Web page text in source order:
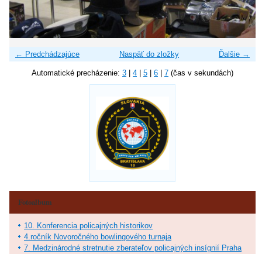
← Predchádzajúce Ďalšie →
Naspäť do zložky
Automatické precházenie: 3 4 5 6 7 (čas v sekundách)
Fotoalbum
10. Konferencia policajných historikov
4.ročník Novoročného bowlingového turnaja
7. Medzinárodné stretnutie zberateľov policajných insígnií Praha